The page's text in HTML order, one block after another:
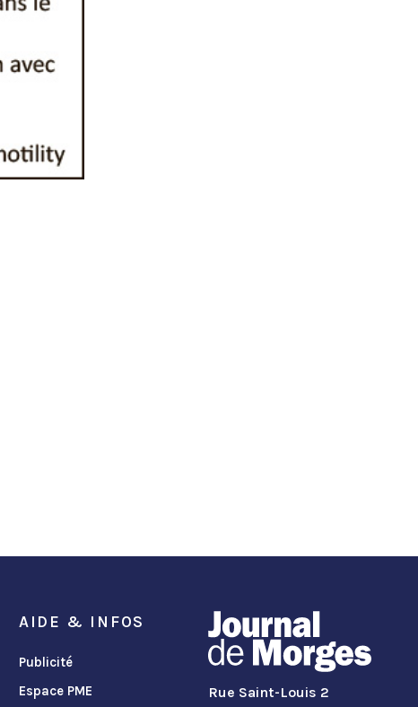
AIDE & INFOS
Publicité
Espace PME
Rue Saint-Louis 2